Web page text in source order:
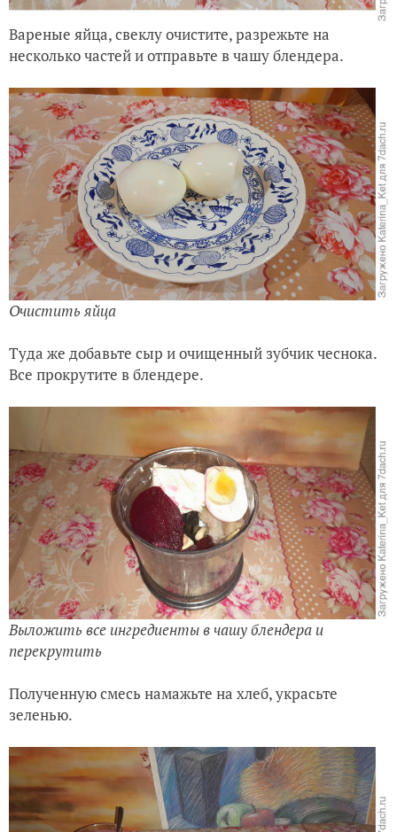
Вареные яйца, свеклу очистите, разрежьте на
несколько частей и отправьте в чашу блендера.
Очистить яйца
Туда же добавьте сыр и очищенный зубчик чеснока.
Все прокрутите в блендере.
Выложить все ингредиенты в чашу блендера и
перекрутить
Полученную смесь намажьте на хлеб, украсьте
зеленью.